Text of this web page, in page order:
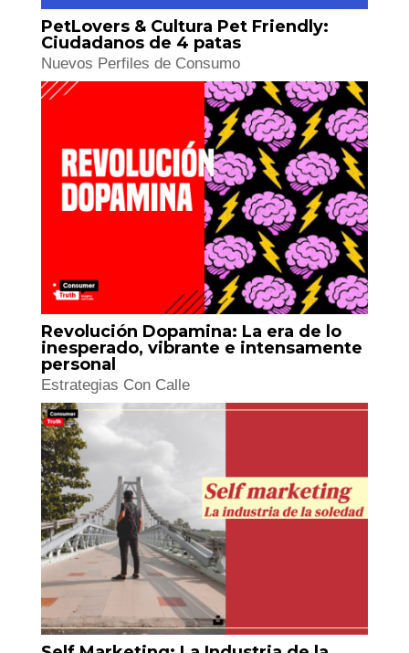
PetLovers & Cultura Pet Friendly:
Ciudadanos de 4 patas
Nuevos Perfiles de Consumo
Revolución Dopamina: La era de lo
inesperado, vibrante e intensamente
personal
Estrategias Con Calle